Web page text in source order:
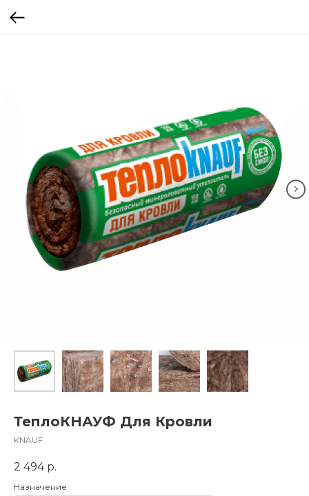
ТеплоКНАУФ Для Кровли
KNAUF
2 494 р.
Назначение